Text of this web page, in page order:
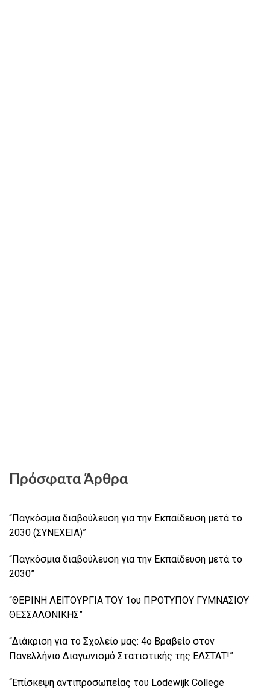
Πρόσφατα Άρθρα
“Παγκόσμια διαβούλευση για την Εκπαίδευση μετά το
2030 (ΣΥΝΕΧΕΙΑ)”
“Παγκόσμια διαβούλευση για την Εκπαίδευση μετά το
2030”
“ΘΕΡΙΝΗ ΛΕΙΤΟΥΡΓΙΑ ΤΟΥ 1ου ΠΡΟΤΥΠΟΥ ΓΥΜΝΑΣΙΟΥ
ΘΕΣΣΑΛΟΝΙΚΗΣ”
“Διάκριση για το Σχολείο μας: 4ο Βραβείο στον
Πανελλήνιο Διαγωνισμό Στατιστικής της ΕΛΣΤΑΤ!”
“Επίσκεψη αντιπροσωπείας του Lodewijk College